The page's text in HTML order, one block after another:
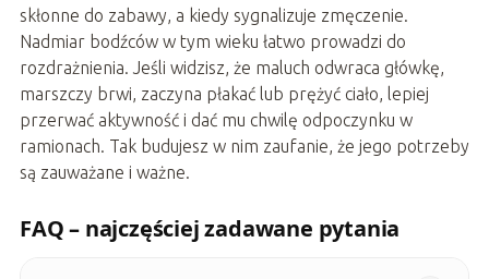
skłonne do zabawy, a kiedy sygnalizuje zmęczenie.
Nadmiar bodźców w tym wieku łatwo prowadzi do
rozdrażnienia. Jeśli widzisz, że maluch odwraca główkę,
marszczy brwi, zaczyna płakać lub prężyć ciało, lepiej
przerwać aktywność i dać mu chwilę odpoczynku w
ramionach. Tak budujesz w nim zaufanie, że jego potrzeby
są zauważane i ważne.
FAQ – najczęściej zadawane pytania